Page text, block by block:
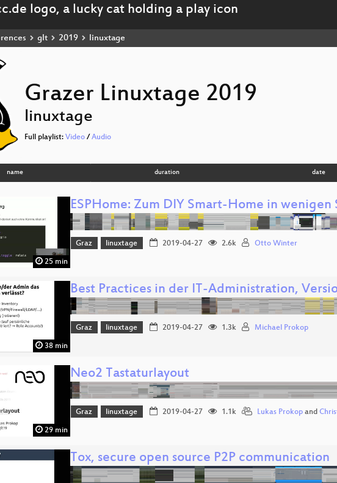
glt 2019 linuxtage
Grazer Linuxtage 2019
linuxtage
Full playlist: Video/ Audio
name duration date
25 min
ESPHome: Zum DIY Smart-Home in
Graz linuxtage 2019-04-27 2.6k Otto Winter
38 min
Best Practices in der IT-Administration,
Graz linuxtage 2019-04-27 1.3k Michael Prokop
29 min
Neo2 Tastaturlayout
Graz linuxtage 2019-04-27 1.1k Lukas Prokopand
Tox, secure open source P2P communication